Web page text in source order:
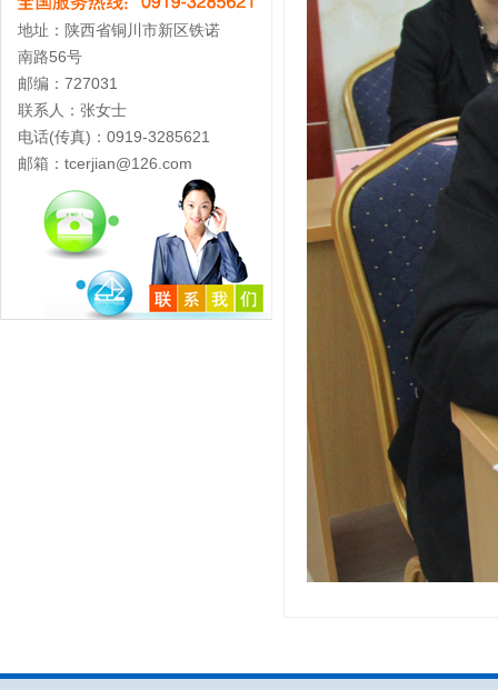
地址：陕西省铜川市新区铁诺
南路56号
邮编：727031
联系人：张女士
电话(传真)：0919-3285621
邮箱：tcerjian@126.com